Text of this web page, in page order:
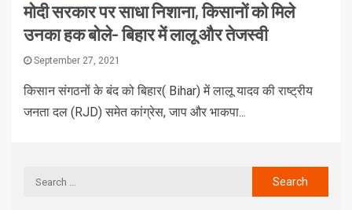
मोदी सरकार पर साधा निशाना, किसानों को मिले
उनका हक बोले- बिहार में लालू और तेजस्वी
September 27, 2021
किसान संगठनों के बंद को बिहार( Bihar) में लालू यादव की राष्ट्रीय
जनता दल (RJD) समेत कांग्रेस, जाप और भाकपा...